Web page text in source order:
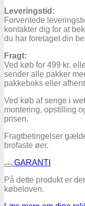
Leveringstid:
Forventede
kontakter dig for at
du har foretaget din
Fragt:
Ved køb for 499 kr.
sender alle pakker
pakkeboks eller
Ved køb af senge i
montering, opstilling
prisen.
Fragtbetingelser
brofaste øer.
GARANTI
På dette produkt er
købeloven.